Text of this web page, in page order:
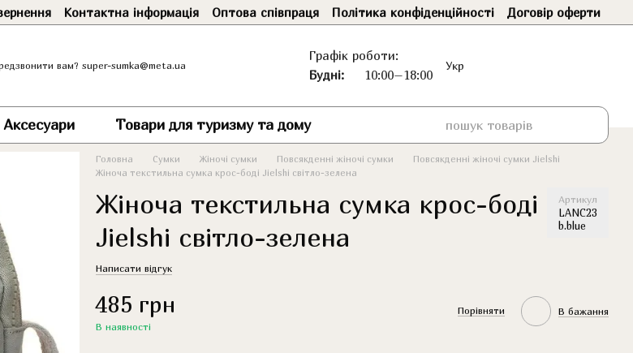
Контактна інформація Оптова співпраця Політика конфіденційності Договір оферти
вам? super-sumka@meta.ua
Графік роботи:
Будні:
10:00–18:00
Укр
Аксесуари Товари для туризму та дому
Головна Сумки Жіночі сумки Повсякденні жіночі сумки
Повсякденні жіночі сумки Jielshi
Жіноча текстильна сумка крос-боді Jielshi світло-зелена
Жіноча текстильна сумка крос-боді
Jielshi світло-зелена
Артикул
LANC23
b.blue
Написати відгук
485 грн
В наявності
Порівняти В бажання